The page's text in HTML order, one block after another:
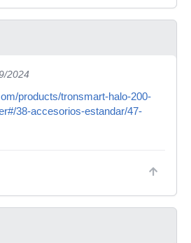
2024
products/tronsmart-halo-200-
38-accesorios-estandar/47-